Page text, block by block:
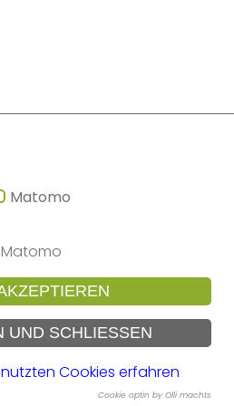
Matomo
Matomo
SCHLIESSEN
Cookies erfahren
Cookie optin by Olli machts